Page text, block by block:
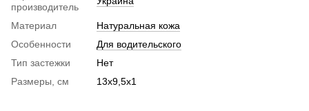
производитель
Материал
Натуральная кожа
Особенности
Для водительского
Тип застежки
Нет
Размеры, см
13х9,5х1